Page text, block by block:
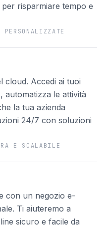
risparmiare tempo e
cloud. Accedi ai tuoi
automatizza le attività
la tua azienda
24/7 con soluzioni
E SCALABILE
con un negozio e-
Ti aiuteremo a
sicuro e facile da